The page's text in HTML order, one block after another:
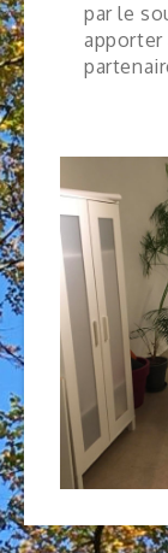
par le
apporter